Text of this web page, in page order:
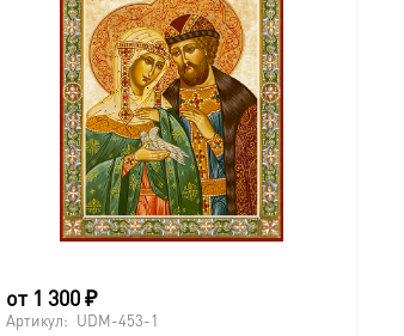
от 1 300₽
Артикул: UDM-453-1